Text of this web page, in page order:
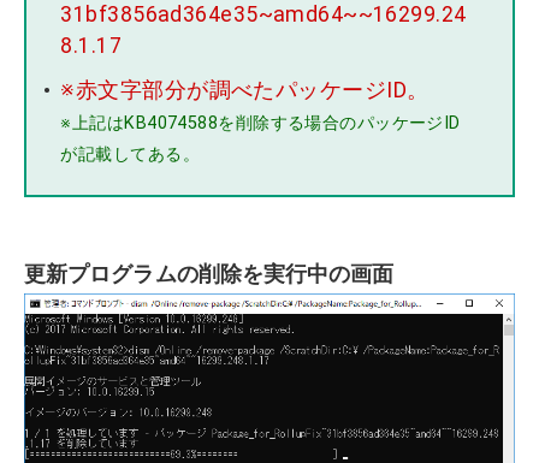
31bf3856ad364e35~amd64~~16299.24
8.1.17
※赤文字部分が調べたパッケージID。
※上記はKB4074588を削除する場合のパッケージID
が記載してある。
更新プログラムの削除を実行中の画面